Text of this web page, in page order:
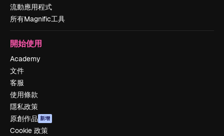
流動應用程式
所有Magnific工具
開始使用
Academy
文件
客服
使用條款
隱私政策
原創作品 新增
Cookie 政策